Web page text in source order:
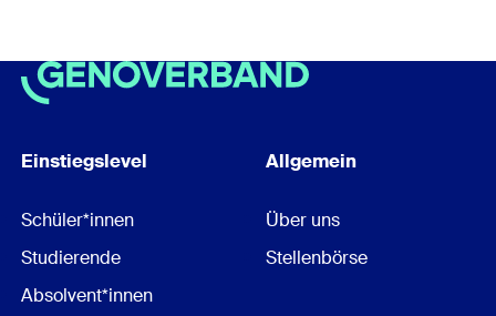
Einstiegslevel
Schüler*innen
Studierende
Absolvent*innen
Allgemein
Über uns
Stellenbörse